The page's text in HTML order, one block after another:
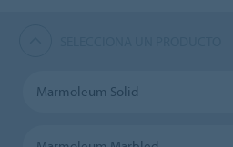
Marmoleum Solid